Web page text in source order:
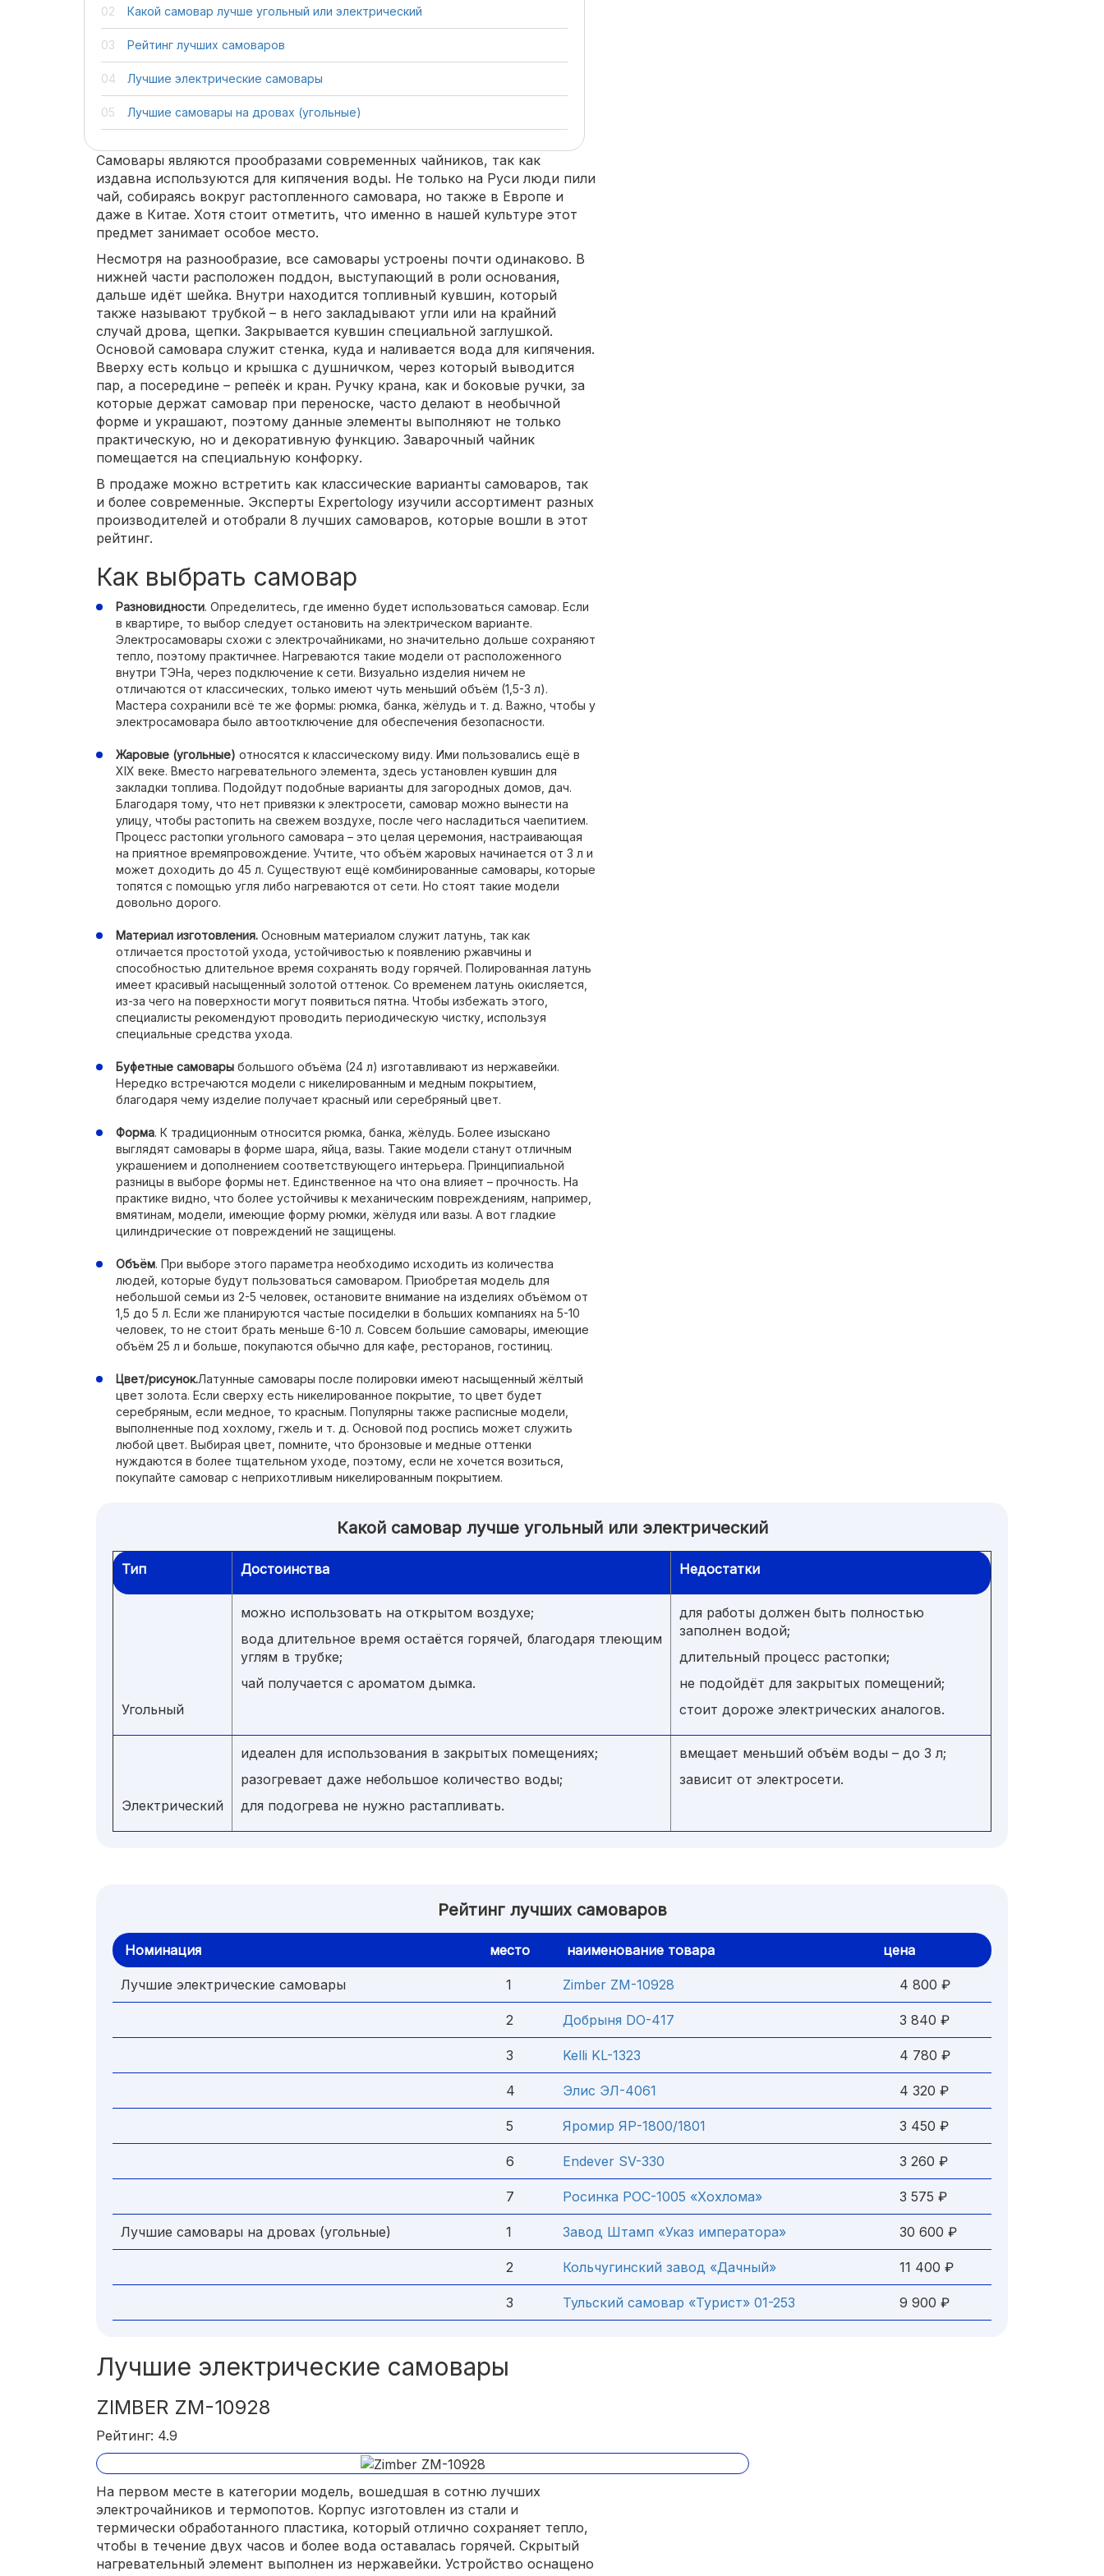
Какой самовар лучше угольный или электрический
Рейтинг лучших самоваров
Лучшие электрические самовары
Лучшие самовары на дровах (угольные)
Самовары являются прообразами современных чайников, так как
издавна используются для кипячения воды. Не только на Руси люди пили
чай, собираясь вокруг растопленного самовара, но также в Европе и
даже в Китае. Хотя стоит отметить, что именно в нашей культуре этот
предмет занимает особое место.
Несмотря на разнообразие, все самовары устроены почти одинаково. В
нижней части расположен поддон, выступающий в роли основания,
дальше идёт шейка. Внутри находится топливный кувшин, который
также называют трубкой – в него закладывают угли или на крайний
случай дрова, щепки. Закрывается кувшин специальной заглушкой.
Основой самовара служит стенка, куда и наливается вода для кипячения.
Вверху есть кольцо и крышка с душничком, через который выводится
пар, а посередине – репеёк и кран. Ручку крана, как и боковые ручки, за
которые держат самовар при переноске, часто делают в необычной
форме и украшают, поэтому данные элементы выполняют не только
практическую, но и декоративную функцию. Заварочный чайник
помещается на специальную конфорку.
В продаже можно встретить как классические варианты самоваров, так
и более современные. Эксперты Expertology изучили ассортимент разных
производителей и отобрали 8 лучших самоваров, которые вошли в этот
рейтинг.
Как выбрать самовар
Разновидности. Определитесь, где именно будет использоваться самовар. Если
в квартире, то выбор следует остановить на электрическом варианте.
Электросамовары схожи с электрочайниками, но значительно дольше сохраняют
тепло, поэтому практичнее. Нагреваются такие модели от расположенного
внутри ТЭНа, через подключение к сети. Визуально изделия ничем не
отличаются от классических, только имеют чуть меньший объём (1,5-3 л).
Мастера сохранили всё те же формы: рюмка, банка, жёлудь и т. д. Важно, чтобы у
электросамовара было автоотключение для обеспечения безопасности.
Жаровые (угольные) относятся к классическому виду. Ими пользовались ещё в
ХIХ веке. Вместо нагревательного элемента, здесь установлен кувшин для
закладки топлива. Подойдут подобные варианты для загородных домов, дач.
Благодаря тому, что нет привязки к электросети, самовар можно вынести на
улицу, чтобы растопить на свежем воздухе, после чего насладиться чаепитием.
Процесс растопки угольного самовара – это целая церемония, настраивающая
на приятное времяпровождение. Учтите, что объём жаровых начинается от 3 л и
может доходить до 45 л. Существуют ещё комбинированные самовары, которые
топятся с помощью угля либо нагреваются от сети. Но стоят такие модели
довольно дорого.
Материал изготовления. Основным материалом служит латунь, так как
отличается простотой ухода, устойчивостью к появлению ржавчины и
способностью длительное время сохранять воду горячей. Полированная латунь
имеет красивый насыщенный золотой оттенок. Со временем латунь окисляется,
из-за чего на поверхности могут появиться пятна. Чтобы избежать этого,
специалисты рекомендуют проводить периодическую чистку, используя
специальные средства ухода.
Буфетные самовары большого объёма (24 л) изготавливают из нержавейки.
Нередко встречаются модели с никелированным и медным покрытием,
благодаря чему изделие получает красный или серебряный цвет.
Форма. К традиционным относится рюмка, банка, жёлудь. Более изыскано
выглядят самовары в форме шара, яйца, вазы. Такие модели станут отличным
украшением и дополнением соответствующего интерьера. Принципиальной
разницы в выборе формы нет. Единственное на что она влияет – прочность. На
практике видно, что более устойчивы к механическим повреждениям, например,
вмятинам, модели, имеющие форму рюмки, жёлудя или вазы. А вот гладкие
цилиндрические от повреждений не защищены.
Объём. При выборе этого параметра необходимо исходить из количества
людей, которые будут пользоваться самоваром. Приобретая модель для
небольшой семьи из 2-5 человек, остановите внимание на изделиях объёмом от
1,5 до 5 л. Если же планируются частые посиделки в больших компаниях на 5-10
человек, то не стоит брать меньше 6-10 л. Совсем большие самовары, имеющие
объём 25 л и больше, покупаются обычно для кафе, ресторанов, гостиниц.
Цвет/рисунок.Латунные самовары после полировки имеют насыщенный жёлтый
цвет золота. Если сверху есть никелированное покрытие, то цвет будет
серебряным, если медное, то красным. Популярны также расписные модели,
выполненные под хохлому, гжель и т. д. Основой под роспись может служить
любой цвет. Выбирая цвет, помните, что бронзовые и медные оттенки
нуждаются в более тщательном уходе, поэтому, если не хочется возиться,
покупайте самовар с неприхотливым никелированным покрытием.
Какой самовар лучше угольный или электрический
Тип Достоинства Недостатки
Угольный
можно использовать на открытом воздухе;
вода длительное время остаётся горячей, благодаря тлеющим
углям в трубке;
чай получается с ароматом дымка.
для работы должен быть полностью
заполнен водой;
длительный процесс растопки;
не подойдёт для закрытых помещений;
стоит дороже электрических аналогов.
Электрический
идеален для использования в закрытых помещениях;
разогревает даже небольшое количество воды;
для подогрева не нужно растапливать.
вмещает меньший объём воды – до 3 л;
зависит от электросети.
Рейтинг лучших самоваров
Номинация место наименование товара цена
Лучшие электрические самовары 1 Zimber ZM-10928 4 800 ₽
2 Добрыня DO-417 3 840 ₽
3 Kelli KL-1323 4 780 ₽
4 Элис ЭЛ-4061 4 320 ₽
5 Яромир ЯР-1800/1801 3 450 ₽
6 Endever SV-330 3 260 ₽
7 Росинка РОС-1005 «Хохлома» 3 575 ₽
Лучшие самовары на дровах (угольные) 1 Завод Штамп «Указ императора» 30 600 ₽
2 Кольчугинский завод «Дачный» 11 400 ₽
3 Тульский самовар «Турист» 01-253 9 900 ₽
Лучшие электрические самовары
ZIMBER ZM-10928
Рейтинг: 4.9
На первом месте в категории модель, вошедшая в сотню лучших
электрочайников и термопотов. Корпус изготовлен из стали и
термически обработанного пластика, который отлично сохраняет тепло,
чтобы в течение двух часов и более вода оставалась горячей. Скрытый
нагревательный элемент выполнен из нержавейки. Устройство оснащено